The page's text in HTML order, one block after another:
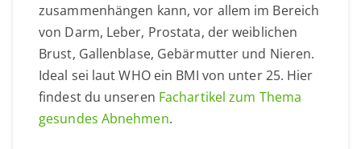
zusammenhängen kann, vor allem im Bereich
von Darm, Leber, Prostata, der weiblichen
Brust, Gallenblase, Gebärmutter und Nieren.
Ideal sei laut WHO ein BMI von unter 25. Hier
findest du unseren Fachartikel zum Thema
gesundes Abnehmen.